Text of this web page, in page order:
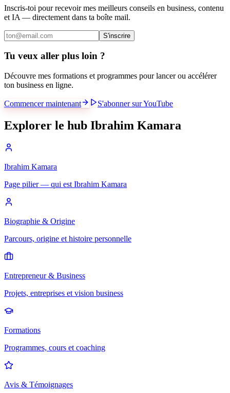
Inscris-toi pour recevoir mes meilleurs conseils en business, contenu
et IA — directement dans ta boîte mail.
S'inscrire
Tu veux aller plus loin ?
Découvre mes formations et programmes pour lancer ou accélérer
ton business en ligne.
Commencer maintenant S'abonner sur YouTube
Explorer le hub Ibrahim Kamara
Ibrahim Kamara
Page pilier — qui est Ibrahim Kamara
Biographie & Origine
Parcours, origine et histoire personnelle
Entrepreneur & Business
Projets, entreprises et vision business
Formations
Programmes, cours et coaching
Avis & Témoignages